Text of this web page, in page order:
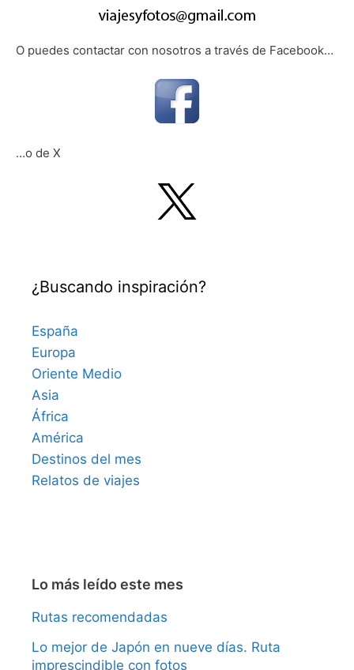
O puedes contactar con nosotros a través de Facebook…
…o de X
¿Buscando inspiración?
España
Europa
Oriente Medio
Asia
África
América
Destinos del mes
Relatos de viajes
Lo más leído este mes
Rutas recomendadas
Lo mejor de Japón en nueve días. Ruta
imprescindible con fotos